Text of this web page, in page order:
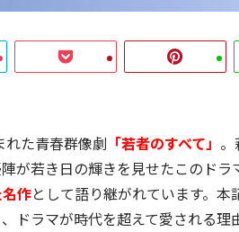
た青春群像劇 「若者のすべて」 。
が若き日の輝きを見せたこのド
作として語り継がれています。
、ドラマが時代を超えて愛される理